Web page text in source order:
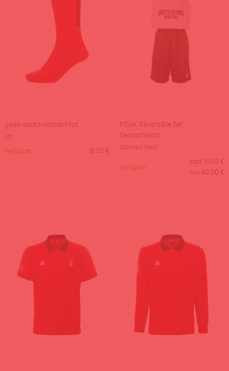
peak-socks-woman-rot
rot
verfügbar
8,00 €
PEAK Reversible Set
Deutschland
Schwarz Weiß
verfügbar
statt 59,00 €
nur 40,00 €